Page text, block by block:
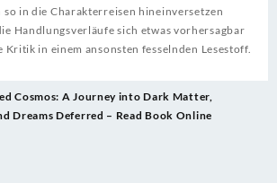
so in die Charakterreisen hineinversetzen
Handlungsverläufe sich etwas vorhersagbar
in einem ansonsten fesselnden Lesestoff.
Cosmos: A Journey into Dark Matter,
Dreams Deferred – Read Book Online